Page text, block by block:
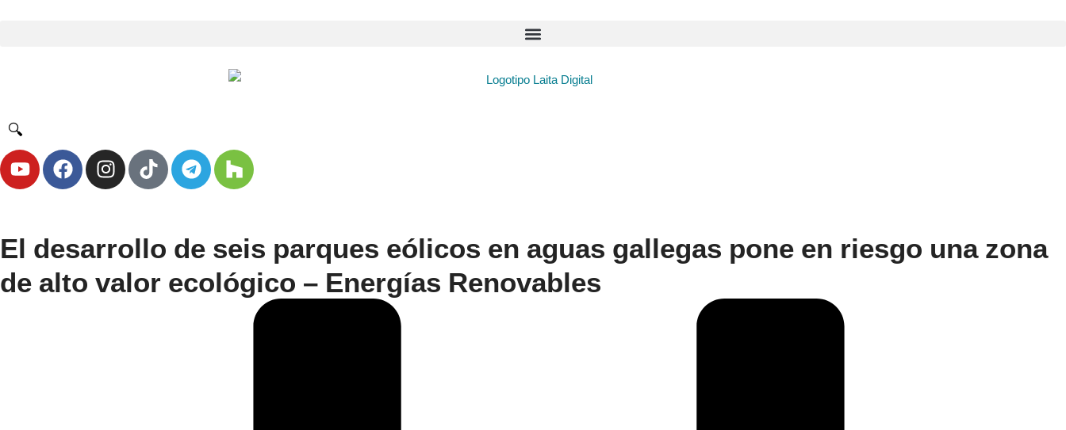
🔍
El desarrollo de seis parques eólicos en aguas gallegas pone en riesgo una zona
de alto valor ecológico – Energías Renovables